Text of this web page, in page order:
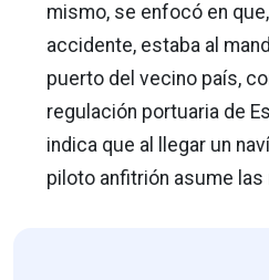
mismo, se enfocó en
accidente, estaba al
puerto del vecino país,
regulación portuaria de
indica que al llegar un
piloto anfitrión asume las